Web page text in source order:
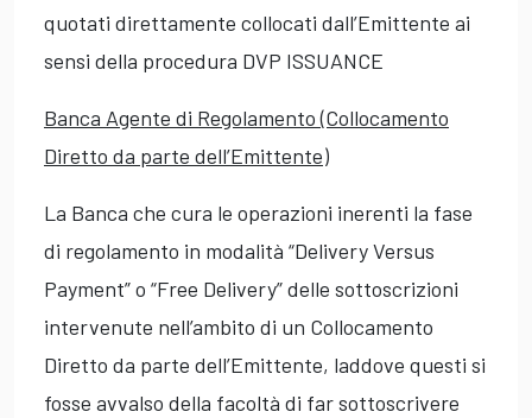
quotati direttamente collocati dall’Emittente ai
sensi della procedura DVP ISSUANCE
Banca Agente di Regolamento (Collocamento
Diretto da parte dell’Emittente)
La Banca che cura le operazioni inerenti la fase
di regolamento in modalità “Delivery Versus
Payment” o “Free Delivery” delle sottoscrizioni
intervenute nell’ambito di un Collocamento
Diretto da parte dell’Emittente, laddove questi si
fosse avvalso della facoltà di far sottoscrivere